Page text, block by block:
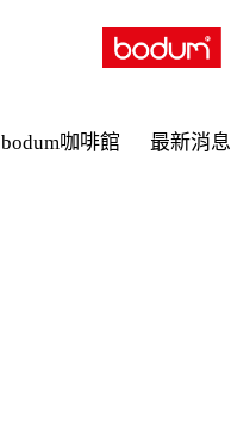
bodum咖啡館 最新消息